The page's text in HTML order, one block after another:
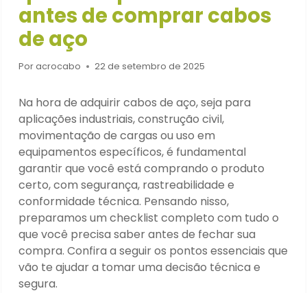
antes de comprar cabos
de aço
Poracrocabo 22 de setembro de 2025
Na hora de adquirir cabos de aço, seja para
aplicações industriais, construção civil,
movimentação de cargas ou uso em
equipamentos específicos, é fundamental
garantir que você está comprando o produto
certo, com segurança, rastreabilidade e
conformidade técnica. Pensando nisso,
preparamos um checklist completo com tudo o
que você precisa saber antes de fechar sua
compra. Confira a seguir os pontos essenciais que
vão te ajudar a tomar uma decisão técnica e
segura.